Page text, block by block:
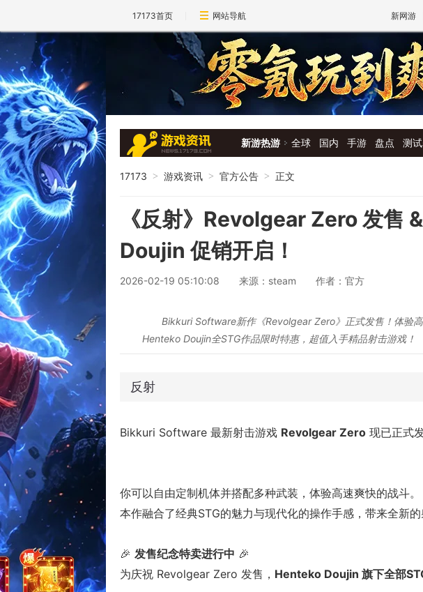
17173首页 网站导航 新网游
新游热游 全球 国内 手游 盘点 测
17173 > 游戏资讯 > 官方公告 > 正文
《反射》Revolgear Zero 发售
Doujin 促销开启！
2026-02-19 05:10:08 来源：steam 作者：官方
Bikkuri Software新作《Revolgear Zero》正式发售！体验高
Henteko Doujin全STG作品限时特惠，超值入手精品射击游戏！
反射
Bikkuri Software 最新射击游戏 Revolgear Zero 现已正式
你可以自由定制机体并搭配多种武装，体验高速爽快的战斗。
本作融合了经典STG的魅力与现代化的操作手感，带来全新
🎉 发售纪念特卖进行中 🎉
为庆祝 Revolgear Zero 发售， Henteko Doujin 旗下全部